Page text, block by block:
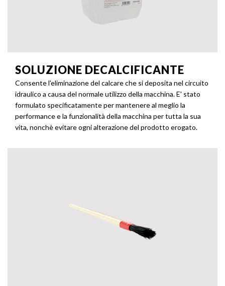
SOLUZIONE DECALCIFICANTE
Consente l'eliminazione del calcare che si deposita nel circuito
idraulico a causa del normale utilizzo della macchina. E' stato
formulato specificatamente per mantenere al meglio la
performance e la funzionalità della macchina per tutta la sua
vita, nonchè evitare ogni alterazione del prodotto erogato.